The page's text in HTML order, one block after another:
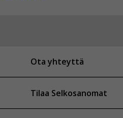
Ota yhteyttä
Tilaa Selkosanomat